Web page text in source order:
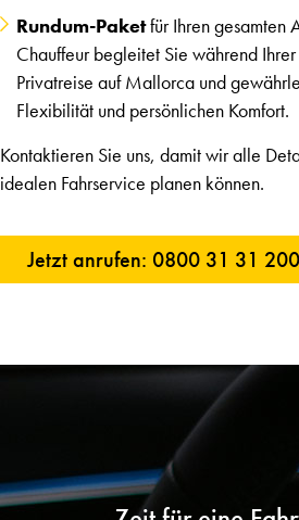
Rundum-Paketfür Ihren gesamten
Chauffeur begleitet Sie während
Privatreise auf Mallorca und
Flexibilität und persönlichen Komfort.
Kontaktieren Sie uns, damit wir alle
idealen Fahrservice planen können.
Jetzt anrufen: 0800 31 31 200